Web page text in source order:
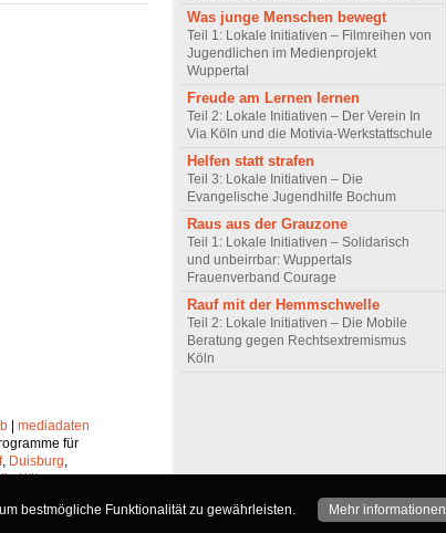
Was junge Menschen bewegt
Teil 1: Lokale Initiativen – Filmreihen von
Jugendlichen im Medienprojekt
Wuppertal
Freude am Lernen lernen
Teil 2: Lokale Initiativen – Der Verein In
Via Köln und die Motivia-Werkstattschule
Helfen statt strafen
Teil 3: Lokale Initiativen – Die
Evangelische Jugendhilfe Bochum
Raus aus der Grauzone
Teil 1: Lokale Initiativen – Solidarisch
und unbeirrbar: Wuppertals
Frauenverband Courage
Rauf mit der Hemmschwelle
Teil 2: Lokale Initiativen – Die Mobile
Beratung gegen Rechtsextremismus
Köln
| mediadaten
für
, Duisburg,
,Köln,
bestmögliche Funktionalität zu gewährleisten. Mehr informationen